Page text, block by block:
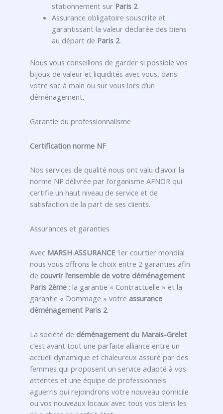
stationnement sur Paris 2.
Assurance obligatoire souscrite et
garantissant la valeur déclarée des biens
au départ de Paris 2.
Nous vous conseillons de garder si possible vos
bijoux de valeur et liquidités avec vous, dans
votre sac à main ou sur vous lors d’un
déménagement.
Garantie du professionnalisme
Certification norme NF
Nos services de qualité nous ont valu d’avoir la
norme NF délivrée par l’organisme AFNOR qui
certifie un haut niveau de service et de
satisfaction de la part de ses clients.
Assurances et garanties
Avec MARSH ASSURANCE 1er courtier mondial
nous vous offrons le choix entre 2 garanties afin
de couvrir l’ensemble de votre déménagement
Paris 2ème : la garantie « Contractuelle » et la
garantie « Dommage » votre assurance
déménagement Paris 2.
La société de déménagement du Marais-Grelet
c’est avant tout une parfaite alliance entre un
accueil dynamique et chaleureux assuré par des
femmes qui proposent un service adapté à vos
attentes et une équipe de professionnels
aguerris qui rejoindrons votre nouveau domicile
ou vos nouveaux locaux avec tous vos biens les